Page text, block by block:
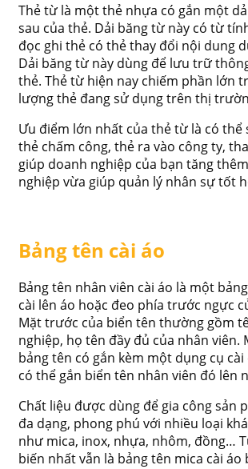
Thẻ từ là một thẻ nhựa có gắn một
sau của thẻ. Dải băng từ này có từ
đọc ghi thẻ có thẻ thay đổi nội dung
Dải băng từ này dùng để lưu trữ
thẻ. Thẻ từ hiện nay chiếm phần lớn
lượng thẻ đang sử dụng trên thị
Ưu điểm lớn nhất của thẻ từ là có thể
thẻ chấm công, thẻ ra vào công ty,
giúp doanh nghiệp của bạn tăng
nghiệp vừa giúp quản lý nhân sự tốt
Bảng tên cài áo
Bảng tên nhân viên cài áo là một
cài lên áo hoặc đeo phía trước ngực
Mặt trước của biển tên thường gồm
nghiệp, họ tên đầy đủ của nhân viên.
bảng tên có gắn kèm một dụng cụ
có thể gắn biển tên nhân viên đó lên
Chất liệu được dùng để gia công sản
đa dạng, phong phú với nhiều loại
như mica, inox, nhựa, nhôm, đồng…
biến nhất vẫn là bảng tên mica cài áo